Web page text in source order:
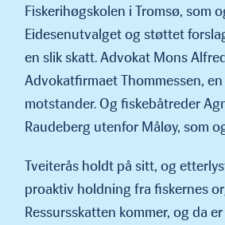
Fiskerihøgskolen i Tromsø, som
Eidesenutvalget og støttet
en slik skatt. Advokat Mons
Advokatfirmaet Thommessen,
motstander. Og fiskebåtreder
Raudeberg utenfor Måløy, som
Tveiterås holdt på sitt, og
proaktiv holdning fra fiskernes
Ressursskatten kommer, og da